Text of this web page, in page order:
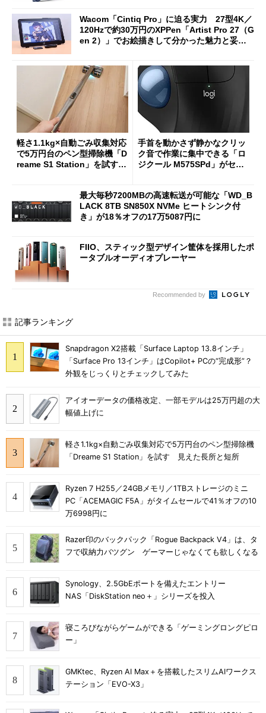
Wacom「Cintiq Pro」に迫る実力 27型4K／
120Hzで約30万円のXPPen「Artist Pro 27（G
en 2）」でお絵描きして分かった魅力と妥協
軽さ1.1kg×自動ごみ収集対応
で5万円台のペン型掃除機「D
reame S1 Station」を試す
手首を動かさず静かなクリッ
ク音で作業に集中できる「ロ
ジクール M575SPd」がセー
最大毎秒7200MBの高速転送が可能な「WD_B
LACK 8TB SN850X NVMe ヒートシンク付
き」が18％オフの17万5087円に
FIIO、スティック型デザイン筐体を採用したポ
ータブルオーディオプレーヤー
Recommended by
記事ランキング
Snapdragon X2搭載「Surface Laptop 13.8インチ」
「Surface Pro 13インチ」はCopilot+ PCの“完成形”？
外観をじっくりとチェックしてみた
アイオーデータの価格改定、一部モデルは25万円超の大
幅値上げに
軽さ1.1kg×自動ごみ収集対応で5万円台のペン型掃除機
「Dreame S1 Station」を試す 見えた長所と短所
Ryzen 7 H255／24GBメモリ／1TBストレージのミニ
PC「ACEMAGIC F5A」がタイムセールで41％オフの10
万6998円に
Razer印のバックパック「Rogue Backpack V4」は、タ
フで収納力バツグン ゲーマーじゃなくても欲しくなる
Synology、2.5GbEポートを備えたエントリー
NAS「DiskStation neo＋」シリーズを投入
寝ころびながらゲームができる「ゲーミングロングピロ
ー」
GMKtec、Ryzen AI Max＋を搭載したスリムAIワークス
テーション「EVO-X3」